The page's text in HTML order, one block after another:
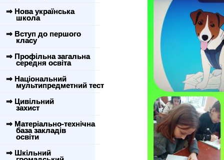
⇒ Нова українська
школа
⇒ Вступ до першого
класу
⇒ Профільна загальна
середня освіта
⇒ Національний
мультипредметний тест
⇒ Цивільний
захист
⇒ Матеріально-технічна
база закладів
освіти
⇒ Шкільний